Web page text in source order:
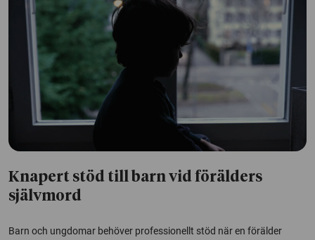
Knapert stöd till barn vid förälders
självmord
Barn och ungdomar behöver professionellt stöd när en förälder